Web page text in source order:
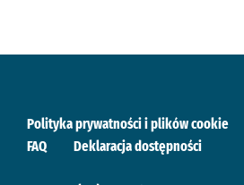
Polityka prywatności i plików cookie
FAQ
Deklaracja dostępności